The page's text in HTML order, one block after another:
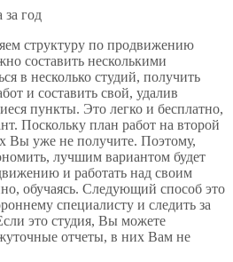
структуру по продвижению
составить несколькими
в несколько студий, получить
и составить свой, удалив
пункты. Это легко и бесплатно,
Поскольку план работ на второй
Вы уже не получите. Поэтому,
лучшим вариантом будет
и работать над своим
обучаясь. Следующий способ это
специалисту и следить за
это студия, Вы можете
отчеты, в них Вам не